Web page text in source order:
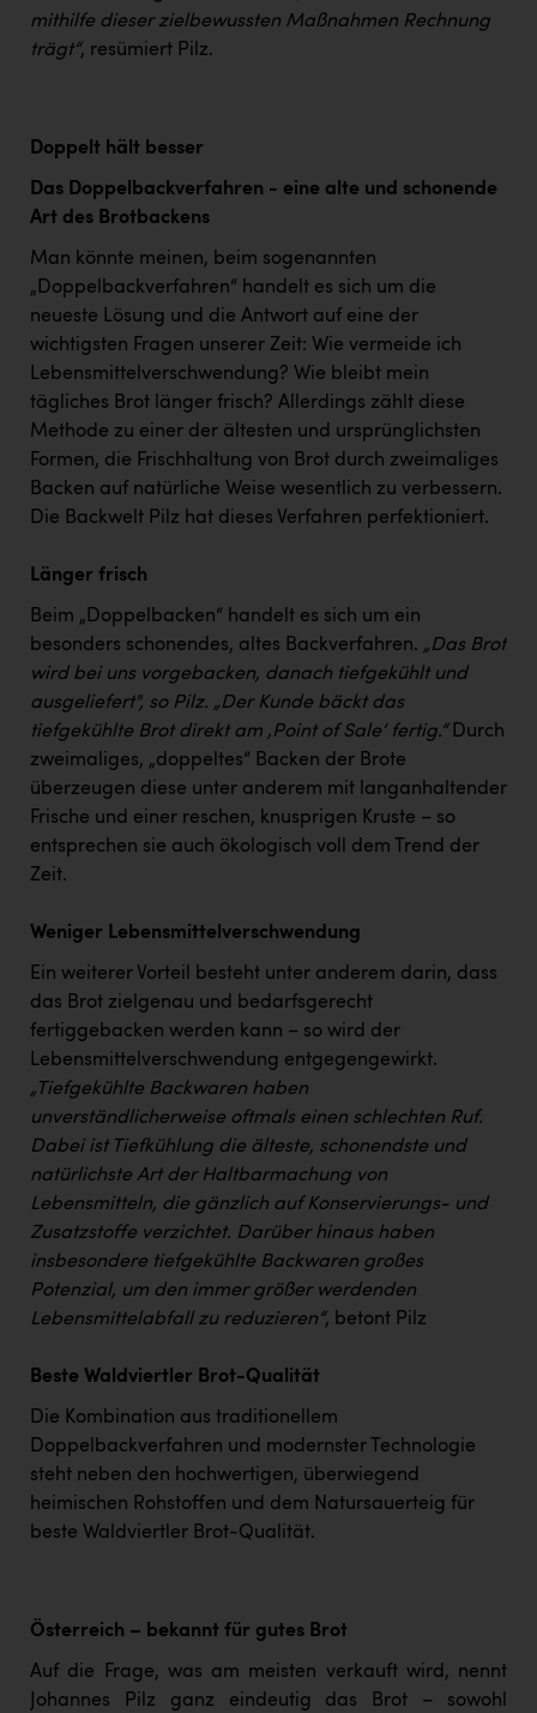
mithilfe dieser zielbewussten Maßnahmen Rechnung
trägt“, resümiert Pilz.
Doppelt hält besser
Das Doppelbackverfahren - eine alte und schonende
Art des Brotbackens
Man könnte meinen, beim sogenannten
„Doppelbackverfahren“ handelt es sich um die
neueste Lösung und die Antwort auf eine der
wichtigsten Fragen unserer Zeit: Wie vermeide ich
Lebensmittelverschwendung? Wie bleibt mein
tägliches Brot länger frisch? Allerdings zählt diese
Methode zu einer der ältesten und ursprünglichsten
Formen, die Frischhaltung von Brot durch zweimaliges
Backen auf natürliche Weise wesentlich zu verbessern.
Die Backwelt Pilz hat dieses Verfahren perfektioniert.
Länger frisch
Beim „Doppelbacken“ handelt es sich um ein
besonders schonendes, altes Backverfahren. „Das Brot
wird bei uns vorgebacken, danach tiefgekühlt und
ausgeliefert", so Pilz. „Der Kunde bäckt das
tiefgekühlte Brot direkt am ‚Point of Sale‘ fertig.“Durch
zweimaliges, „doppeltes“ Backen der Brote
überzeugen diese unter anderem mit langanhaltender
Frische und einer reschen, knusprigen Kruste – so
entsprechen sie auch ökologisch voll dem Trend der
Zeit.
Weniger Lebensmittelverschwendung
Ein weiterer Vorteil besteht unter anderem darin, dass
das Brot zielgenau und bedarfsgerecht
fertiggebacken werden kann – so wird der
Lebensmittelverschwendung entgegengewirkt.
„Tiefgekühlte Backwaren haben
unverständlicherweise oftmals einen schlechten Ruf.
Dabei ist Tiefkühlung die älteste, schonendste und
natürlichste Art der Haltbarmachung von
Lebensmitteln, die gänzlich auf Konservierungs- und
Zusatzstoffe verzichtet. Darüber hinaus haben
insbesondere tiefgekühlte Backwaren großes
Potenzial, um den immer größer werdenden
Lebensmittelabfall zu reduzieren“, betont Pilz
Beste Waldviertler Brot-Qualität
Die Kombination aus traditionellem
Doppelbackverfahren und modernster Technologie
steht neben den hochwertigen, überwiegend
heimischen Rohstoffen und dem Natursauerteig für
beste Waldviertler Brot-Qualität.
Österreich – bekannt für gutes Brot
Auf die Frage, was am meisten verkauft wird, nennt
Johannes Pilz ganz eindeutig das Brot – sowohl